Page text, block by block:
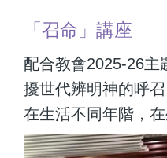
「召命」講座
配合教會2025-26主
擾世代辨明神的呼
在生活不同年階，